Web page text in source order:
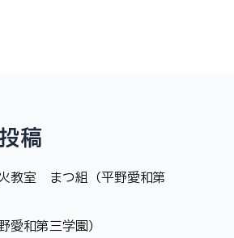
稿
教室 まつ組（平野愛和第
愛和第三学園）